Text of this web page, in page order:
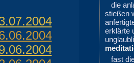
die
stießen
erklärte
fast